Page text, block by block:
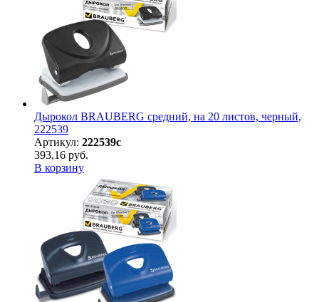
Дырокол BRAUBERG средний, на 20 листов, черный,
222539
Артикул: 222539с
393,16 руб.
В корзину